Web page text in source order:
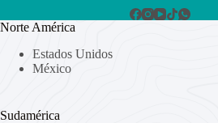
Norte América
Estados Unidos
México
Sudamérica